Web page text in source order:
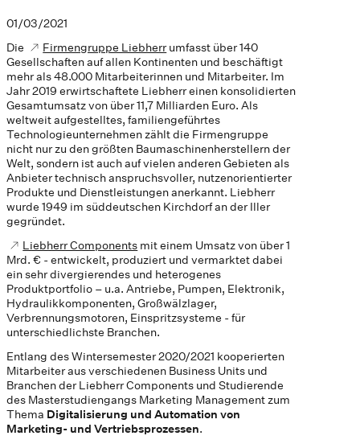
01/03/2021
Die
Firmengruppe Liebherrumfasst über 140
Gesellschaften auf allen Kontinenten und beschäftigt
mehr als 48.000 Mitarbeiterinnen und Mitarbeiter. Im
Jahr 2019 erwirtschaftete Liebherr einen konsolidierten
Gesamtumsatz von über 11,7 Milliarden Euro. Als
weltweit aufgestelltes, familiengeführtes
Technologieunternehmen zählt die Firmengruppe
nicht nur zu den größten Baumaschinenherstellern der
Welt, sondern ist auch auf vielen anderen Gebieten als
Anbieter technisch anspruchsvoller, nutzenorientierter
Produkte und Dienstleistungen anerkannt. Liebherr
wurde 1949 im süddeutschen Kirchdorf an der Iller
gegründet.
Liebherr Components mit einem Umsatz von über 1
Mrd. € - entwickelt, produziert und vermarktet dabei
ein sehr divergierendes und heterogenes
Produktportfolio – u.a. Antriebe, Pumpen, Elektronik,
Hydraulikkomponenten, Großwälzlager,
Verbrennungsmotoren, Einspritzsysteme - für
unterschiedlichste Branchen.
Entlang des Wintersemester 2020/2021 kooperierten
Mitarbeiter aus verschiedenen Business Units und
Branchen der Liebherr Components und Studierende
des Masterstudiengangs Marketing Management zum
Thema Digitalisierung und Automation von
Marketing- und Vertriebsprozessen.